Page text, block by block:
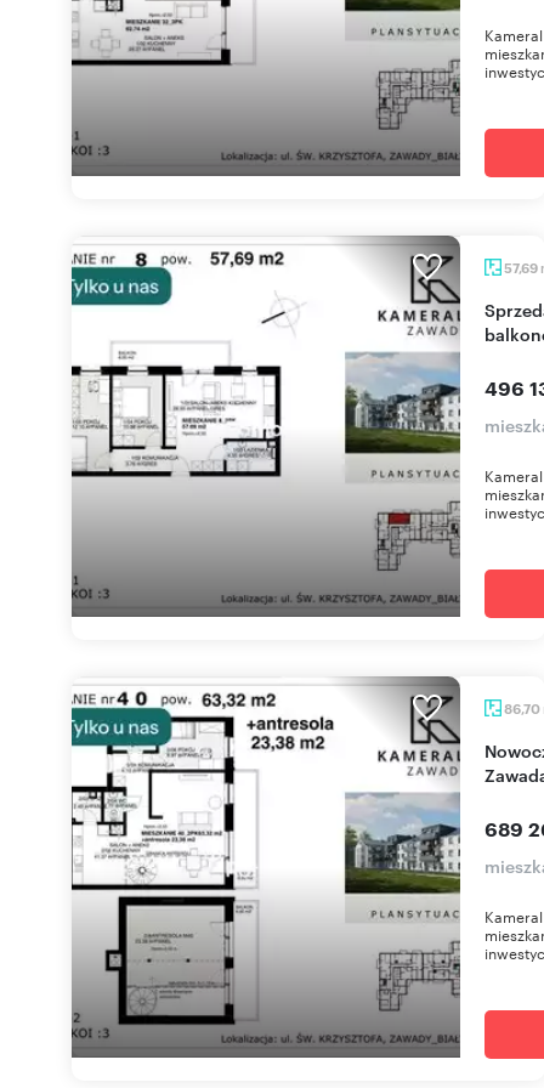
57,69
Sprzedam nowoczesne 3-pokojowe mieszkanie z
496
86,70
Nowoczesne 86m2 z antresolą i balkonem w
689